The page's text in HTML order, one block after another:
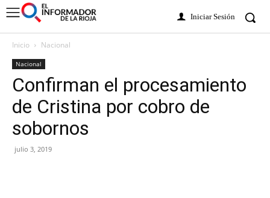
Iniciar Sesión
Inicio Nacional
Nacional
Confirman el procesamiento
de Cristina por cobro de
sobornos
julio 3, 2019